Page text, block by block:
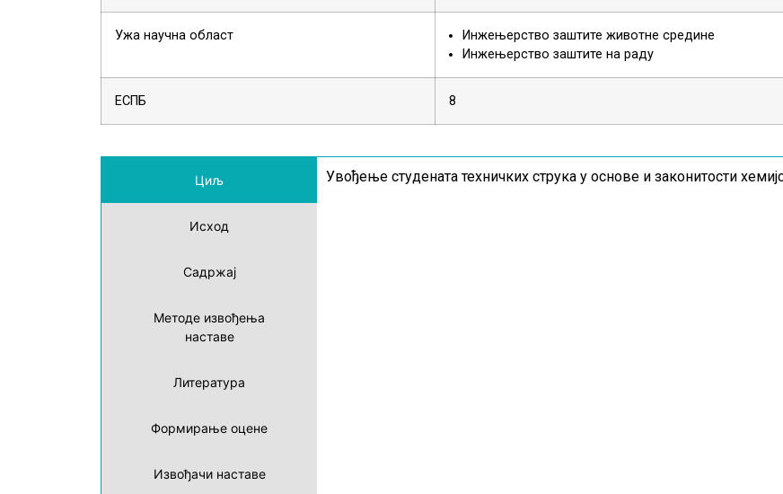
Ужа научна област
Инжењерство заштите животне средине
Инжењерство заштите на раду
ЕСПБ 8
Циљ
Исход
Садржај
Методе извођења
наставе
Литература
Формирање оцене
Извођачи наставе
Увођење студената техничких струка у основе и законитости